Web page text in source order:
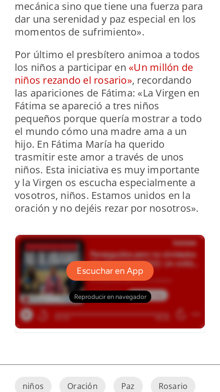
mecánica sino que tiene una fuerza para
dar una serenidad y paz especial en los
momentos de sufrimiento».
Por último el presbítero animoa a todos
los niños a participar en «Un millón de
niños rezando el rosario», recordando
las apariciones de Fátima: «La Virgen en
Fátima se apareció a tres niños
pequeños porque quería mostrar a todo
el mundo cómo una madre ama a un
hijo. En Fátima María ha querido
trasmitir este amor a través de unos
niños. Esta iniciativa es muy importante
y la Virgen os escucha especialmente a
vosotros, niños. Estamos unidos en la
oración y no dejéis rezar por nosotros».
niños Oración Paz Rosario